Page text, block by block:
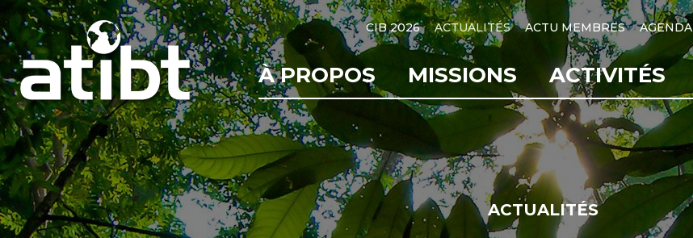
CIB 2026 ACTUALITÉS ACTU MEMBRES AGENDA
À PROPOS MISSIONS ACTIVITÉS
ACTUALITÉS